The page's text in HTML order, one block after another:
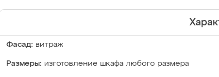
Фасад: витраж
Размеры: изготовление шкафа любого размера